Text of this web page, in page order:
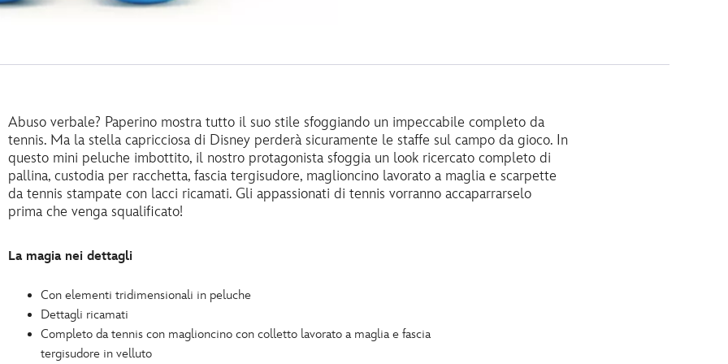
Abuso verbale? Paperino mostra tutto il suo stile sfoggiando un impeccabile completo da
tennis. Ma la stella capricciosa di Disney perderà sicuramente le staffe sul campo da gioco. In
questo mini peluche imbottito, il nostro protagonista sfoggia un look ricercato completo di
pallina, custodia per racchetta, fascia tergisudore, maglioncino lavorato a maglia e scarpette
da tennis stampate con lacci ricamati. Gli appassionati di tennis vorranno accaparrarselo
prima che venga squalificato!
La magia nei dettagli
Con elementi tridimensionali in peluche
Dettagli ricamati
Completo da tennis con maglioncino con colletto lavorato a maglia e fascia
tergisudore in velluto